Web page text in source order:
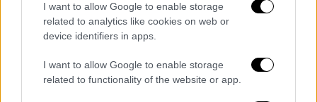
I want to allow Google to enable storage
related to analytics like cookies on web or
device identifiers in apps.
I want to allow Google to enable storage
related to functionality of the website or app.
Ελλάδα|29.11.2021 07:07
Καιρός με ισχυρές βροχές και
καταιγίδες